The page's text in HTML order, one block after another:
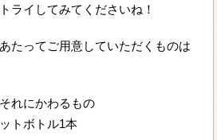
ライしてみてくださいね！
たってご用意していただくものは
れにかわるもの
トボトル1本